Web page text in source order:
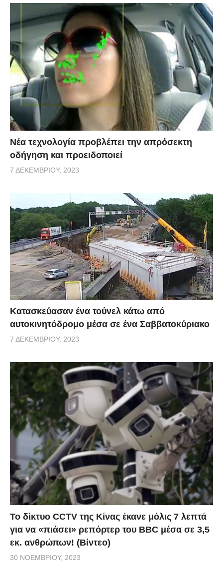
Νέα τεχνολογία προβλέπει την απρόσεκτη
οδήγηση και προειδοποιεί
7 ΔΕΚΕΜΒΡΊΟΥ, 2023
Κατασκεύασαν ένα τούνελ κάτω από
αυτοκινητόδρομο μέσα σε ένα Σαββατοκύριακο
7 ΔΕΚΕΜΒΡΊΟΥ, 2023
Το δίκτυο CCTV της Κίνας έκανε μόλις 7 λεπτά
για να «πιάσει» ρεπόρτερ του BBC μέσα σε 3,5
εκ. ανθρώπων! (Βίντεο)
30 ΝΟΕΜΒΡΊΟΥ, 2023